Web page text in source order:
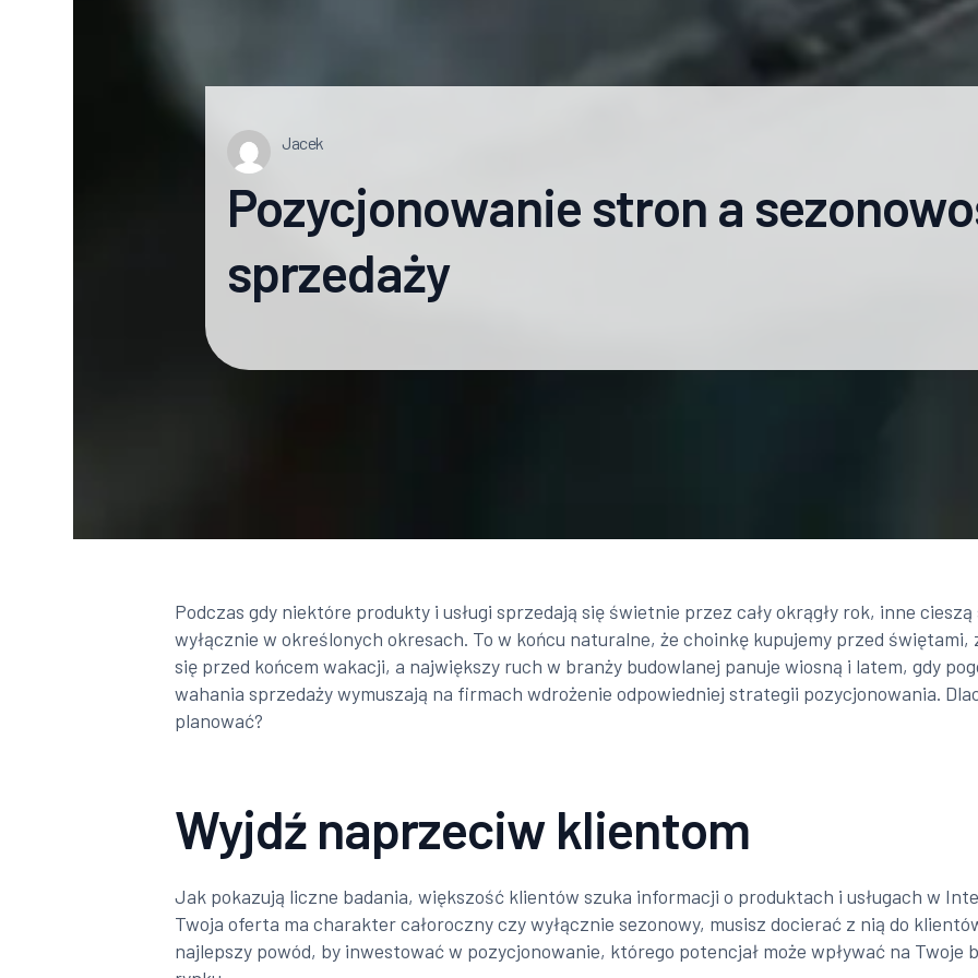
Jacek
Pozycjonowanie stron a
sprzedaży
Podczas gdy niektóre produkty i usługi sprzedają się świetnie przez cały okrągły rok, inne
wyłącznie w określonych okresach. To w końcu naturalne, że choinkę kupujemy przed świętami,
się przed końcem wakacji, a największy ruch w branży budowlanej panuje wiosną i latem, gdy
wahania sprzedaży wymuszają na firmach wdrożenie odpowiedniej strategii pozycjonowania.
planować?
Wyjdź naprzeciw klientom
Jak pokazują liczne badania, większość klientów szuka informacji o produktach i usługach w
Twoja oferta ma charakter całoroczny czy wyłącznie sezonowy, musisz docierać z nią do
najlepszy powód, by inwestować w pozycjonowanie, którego potencjał może wpływać na Twoje